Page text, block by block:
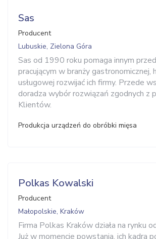
Sas
Producent
Lubuskie, Zielona Góra
Sas od 1990 roku pomaga innym
pracującym w branży gastronomicznej,
usługowej rozwijać ich firmy. Przede
doradza wybór rozwiązań zgodnych z
Klientów.
Produkcja urządzeń do obróbki mięsa
Polkas Kowalski
Producent
Małopolskie, Kraków
Firma Polkas Kraków działa na rynku
Już w momencie powstania, ich kadra